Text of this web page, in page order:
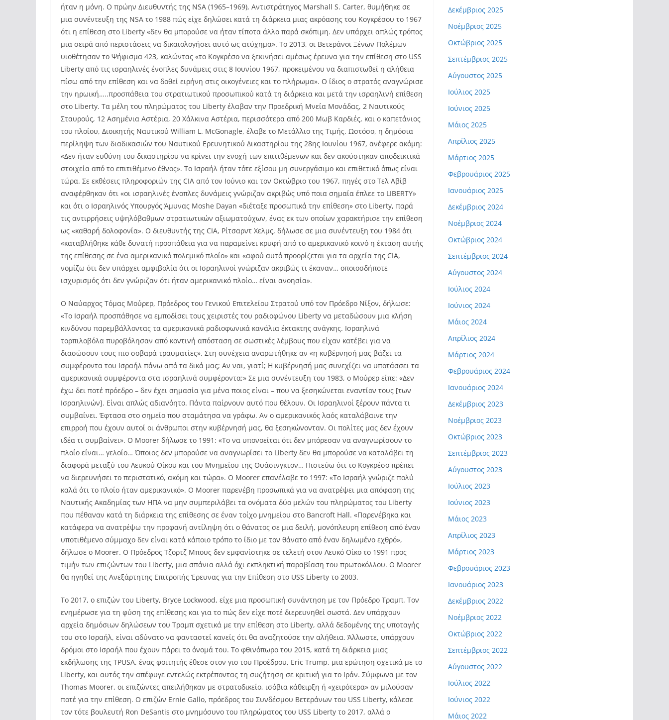
ήταν η μόνη. Ο πρώην Διευθυντής της NSA (1965–1969), Αντιστράτηγος Marshall S. Carter, θυμήθηκε σε
μια συνέντευξη της NSA το 1988 πώς είχε δηλώσει κατά τη διάρκεια μιας ακρόασης του Κογκρέσου το 1967
ότι η επίθεση στο Liberty «δεν θα μπορούσε να ήταν τίποτα άλλο παρά σκόπιμη. Δεν υπάρχει απλώς τρόπος
μια σειρά από περιστάσεις να δικαιολογήσει αυτό ως ατύχημα». Το 2013, οι Βετεράνοι Ξένων Πολέμων
υιοθέτησαν το Ψήφισμα 423, καλώντας «το Κογκρέσο να ξεκινήσει αμέσως έρευνα για την επίθεση στο USS
Liberty από τις ισραηλινές ένοπλες δυνάμεις στις 8 Ιουνίου 1967, προκειμένου να διαπιστωθεί η αλήθεια
πίσω από την επίθεση και να δοθεί ειρήνη στις οικογένειες και το πλήρωμα». Ο ίδιος ο στρατός αναγνώρισε
την ηρωική…..προσπάθεια του στρατιωτικού προσωπικού κατά τη διάρκεια και μετά την ισραηλινή επίθεση
στο Liberty. Τα μέλη του πληρώματος του Liberty έλαβαν την Προεδρική Μνεία Μονάδας, 2 Ναυτικούς
Σταυρούς, 12 Ασημένια Αστέρια, 20 Χάλκινα Αστέρια, περισσότερα από 200 Μωβ Καρδιές, και ο καπετάνιος
του πλοίου, Διοικητής Ναυτικού William L. McGonagle, έλαβε το Μετάλλιο της Τιμής. Ωστόσο, η δημόσια
περίληψη των διαδικασιών του Ναυτικού Ερευνητικού Δικαστηρίου της 28ης Ιουνίου 1967, ανέφερε ακόμη:
«Δεν ήταν ευθύνη του δικαστηρίου να κρίνει την ενοχή των επιτιθέμενων και δεν ακούστηκαν αποδεικτικά
στοιχεία από το επιτιθέμενο έθνος». Το Ισραήλ ήταν τότε εξίσου μη συνεργάσιμο και επιθετικό όπως είναι
τώρα. Σε εκθέσεις πληροφοριών της CIA από τον Ιούνιο και τον Οκτώβριο του 1967, πηγές στο Τελ Αβίβ
αναφέρθηκαν ότι «οι ισραηλινές ένοπλες δυνάμεις γνώριζαν ακριβώς υπό ποια σημαία έπλεε το LIBERTY»
και ότι ο Ισραηλινός Υπουργός Άμυνας Moshe Dayan «διέταξε προσωπικά την επίθεση» στο Liberty, παρά
τις αντιρρήσεις υψηλόβαθμων στρατιωτικών αξιωματούχων, ένας εκ των οποίων χαρακτήρισε την επίθεση
ως «καθαρή δολοφονία». Ο διευθυντής της CIA, Ρίτσαρντ Χελμς, δήλωσε σε μια συνέντευξη του 1984 ότι
«καταβλήθηκε κάθε δυνατή προσπάθεια για να παραμείνει κρυφή από το αμερικανικό κοινό η έκταση αυτής
της επίθεσης σε ένα αμερικανικό πολεμικό πλοίο» και «αφού αυτό προορίζεται για τα αρχεία της CIA,
νομίζω ότι δεν υπάρχει αμφιβολία ότι οι Ισραηλινοί γνώριζαν ακριβώς τι έκαναν… οποιοσδήποτε
ισχυρισμός ότι δεν γνώριζαν ότι ήταν αμερικανικό πλοίο… είναι ανοησία».
Ο Ναύαρχος Τόμας Μούρερ, Πρόεδρος του Γενικού Επιτελείου Στρατού υπό τον Πρόεδρο Νίξον, δήλωσε:
«Το Ισραήλ προσπάθησε να εμποδίσει τους χειριστές του ραδιοφώνου Liberty να μεταδώσουν μια κλήση
κινδύνου παρεμβάλλοντας τα αμερικανικά ραδιοφωνικά κανάλια έκτακτης ανάγκης. Ισραηλινά
τορπιλοβόλα πυροβόλησαν από κοντινή απόσταση σε σωστικές λέμβους που είχαν κατέβει για να
διασώσουν τους πιο σοβαρά τραυματίες». Στη συνέχεια αναρωτήθηκε αν «η κυβέρνησή μας βάζει τα
συμφέροντα του Ισραήλ πάνω από τα δικά μας; Αν ναι, γιατί; Η κυβέρνησή μας συνεχίζει να υποτάσσει τα
αμερικανικά συμφέροντα στα ισραηλινά συμφέροντα;» Σε μια συνέντευξη του 1983, ο Μούρερ είπε: «Δεν
έχω δει ποτέ πρόεδρο – δεν έχει σημασία για μένα ποιος είναι – που να ξεσηκώνεται εναντίον τους [των
Ισραηλινών]. Είναι απλώς αδιανόητο. Πάντα παίρνουν αυτό που θέλουν. Οι Ισραηλινοί ξέρουν πάντα τι
συμβαίνει. Έφτασα στο σημείο που σταμάτησα να γράφω. Αν ο αμερικανικός λαός καταλάβαινε την
επιρροή που έχουν αυτοί οι άνθρωποι στην κυβέρνησή μας, θα ξεσηκώνονταν. Οι πολίτες μας δεν έχουν
ιδέα τι συμβαίνει». Ο Moorer δήλωσε το 1991: «Το να υπονοείται ότι δεν μπόρεσαν να αναγνωρίσουν το
πλοίο είναι… γελοίο… Όποιος δεν μπορούσε να αναγνωρίσει το Liberty δεν θα μπορούσε να καταλάβει τη
διαφορά μεταξύ του Λευκού Οίκου και του Μνημείου της Ουάσινγκτον… Πιστεύω ότι το Κογκρέσο πρέπει
να διερευνήσει το περιστατικό, ακόμη και τώρα». Ο Moorer επανέλαβε το 1997: «Το Ισραήλ γνώριζε πολύ
καλά ότι το πλοίο ήταν αμερικανικό». Ο Moorer παρενέβη προσωπικά για να ανατρέψει μια απόφαση της
Ναυτικής Ακαδημίας των ΗΠΑ να μην συμπεριλάβει τα ονόματα δύο μελών του πληρώματος του Liberty
που πέθαναν κατά τη διάρκεια της επίθεσης σε έναν τοίχο μνημείου στο Bancroft Hall. «Παρενέβηκα και
κατάφερα να ανατρέψω την προφανή αντίληψη ότι ο θάνατος σε μια δειλή, μονόπλευρη επίθεση από έναν
υποτιθέμενο σύμμαχο δεν είναι κατά κάποιο τρόπο το ίδιο με τον θάνατο από έναν δηλωμένο εχθρό»,
δήλωσε ο Moorer. Ο Πρόεδρος Τζορτζ Μπους δεν εμφανίστηκε σε τελετή στον Λευκό Οίκο το 1991 προς
τιμήν των επιζώντων του Liberty, μια σπάνια αλλά όχι εκπληκτική παραβίαση του πρωτοκόλλου. Ο Moorer
θα ηγηθεί της Ανεξάρτητης Επιτροπής Έρευνας για την Επίθεση στο USS Liberty το 2003.
Το 2017, ο επιζών του Liberty, Bryce Lockwood, είχε μια προσωπική συνάντηση με τον Πρόεδρο Τραμπ. Τον
ενημέρωσε για τη φύση της επίθεσης και για το πώς δεν είχε ποτέ διερευνηθεί σωστά. Δεν υπάρχουν
αρχεία δημόσιων δηλώσεων του Τραμπ σχετικά με την επίθεση στο Liberty, αλλά δεδομένης της υποταγής
του στο Ισραήλ, είναι αδύνατο να φανταστεί κανείς ότι θα αναζητούσε την αλήθεια. Άλλωστε, υπάρχουν
δρόμοι στο Ισραήλ που έχουν πάρει το όνομά του. Το φθινόπωρο του 2015, κατά τη διάρκεια μιας
εκδήλωσης της TPUSA, ένας φοιτητής έθεσε στον γιο του Προέδρου, Eric Trump, μια ερώτηση σχετικά με το
Liberty, και αυτός την απέφυγε εντελώς εκτρέποντας τη συζήτηση σε κριτική για το Ιράν. Σύμφωνα με τον
Thomas Moorer, οι επιζώντες απειλήθηκαν με στρατοδικείο, ισόβια κάθειρξη ή «χειρότερα» αν μιλούσαν
ποτέ για την επίθεση. Ο επιζών Ernie Gallo, πρόεδρος του Συνδέσμου Βετεράνων του USS Liberty, κάλεσε
τον τότε βουλευτή Ron DeSantis στο μνημόσυνο του πληρώματος του USS Liberty το 2017, αλλά ο
Δεκέμβριος 2025
Νοέμβριος 2025
Οκτώβριος 2025
Σεπτέμβριος 2025
Αύγουστος 2025
Ιούλιος 2025
Ιούνιος 2025
Μάιος 2025
Απρίλιος 2025
Μάρτιος 2025
Φεβρουάριος 2025
Ιανουάριος 2025
Δεκέμβριος 2024
Νοέμβριος 2024
Οκτώβριος 2024
Σεπτέμβριος 2024
Αύγουστος 2024
Ιούλιος 2024
Ιούνιος 2024
Μάιος 2024
Απρίλιος 2024
Μάρτιος 2024
Φεβρουάριος 2024
Ιανουάριος 2024
Δεκέμβριος 2023
Νοέμβριος 2023
Οκτώβριος 2023
Σεπτέμβριος 2023
Αύγουστος 2023
Ιούλιος 2023
Ιούνιος 2023
Μάιος 2023
Απρίλιος 2023
Μάρτιος 2023
Φεβρουάριος 2023
Ιανουάριος 2023
Δεκέμβριος 2022
Νοέμβριος 2022
Οκτώβριος 2022
Σεπτέμβριος 2022
Αύγουστος 2022
Ιούλιος 2022
Ιούνιος 2022
Μάιος 2022